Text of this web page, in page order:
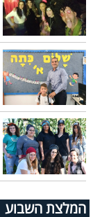
המלצת השבוע